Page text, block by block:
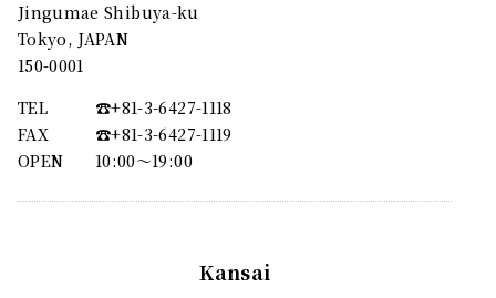
Jingumae Shibuya-ku
Tokyo, JAPAN
150-0001
TEL
☎︎+81-3-6427-1118
FAX
☎︎+81-3-6427-1119
OPEN
10:00〜19:00
Kansai